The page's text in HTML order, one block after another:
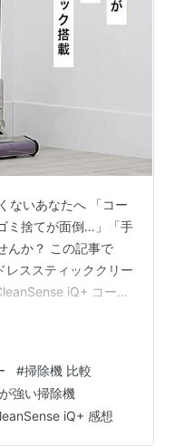
ないあなたへ 「コー
ミ捨てが面倒…」「手
んか？ この記事で
ススティッククリー
iQ+ コード
グ店 Yahooショッピ
らではのスマートセ
掃除機能などを徹底
口コミも交え…
#掃除機 比較
強い掃除機
iQ+ 感想